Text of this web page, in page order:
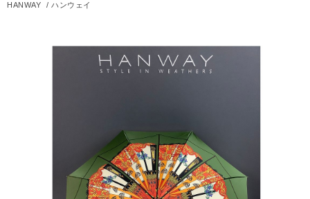
HANWAY /ハンウェイ